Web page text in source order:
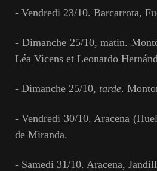
- Vendredi 23/10. Barcarrota,
- Dimanche 25/10, matin.
Léa Vicens et Leonardo
- Dimanche 25/10, tarde.
- Vendredi 30/10. Aracena
de Miranda.
- Samedi 31/10. Aracena,